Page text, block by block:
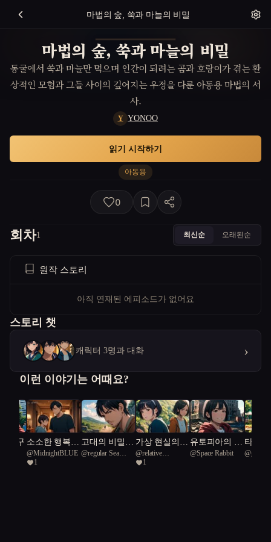
마법의 숲, 쑥과 마늘의 비밀
마법의 숲, 쑥과 마늘의 비밀
동굴에서 쑥과 마늘만 먹으며 인간이 되려는 곰과 호랑이가 겪는 환
상적인 모험과 그들 사이의 깊어지는 우정을 다룬 아동용 마법의 서
사.
Y YONOO
아동용
읽기 시작하기
0
회차1 최신순 오래된순
원작 스토리
아직 연재된 에피소드가 없어요
스토리 챗
캐릭터 3명과 대화 ›
이런 이야기는 어때요?
방구 소소한 행복의
여정
@MidnightBLUE
1
고대의 비밀,
우정의 열쇠
@regular Sea
가상 현실의
푸른 별 모험
@relative
European hogger
1
유토피아의 잿
더미에서
@Space Rabbit
타이
의 환
@